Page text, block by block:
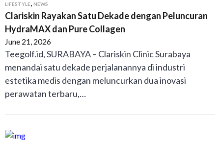
LIFESTYLE NEWS
Clariskin Rayakan Satu Dekade dengan Peluncuran
HydraMAX dan Pure Collagen
June 21, 2026
Teegolf.id, SURABAYA – Clariskin Clinic Surabaya
menandai satu dekade perjalanannya di industri
estetika medis dengan meluncurkan dua inovasi
perawatan terbaru,…